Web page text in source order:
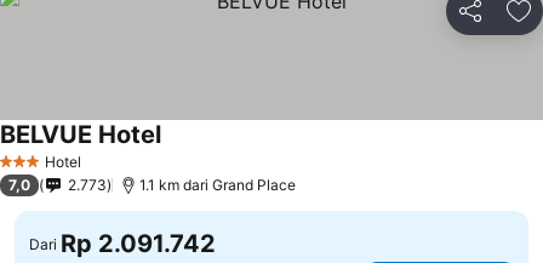
Bagikan
3 BintangHotel
BELVUE Hotel
7,0 2.773 1.1 km dari Grand Place
Dari Rp 2.091.742